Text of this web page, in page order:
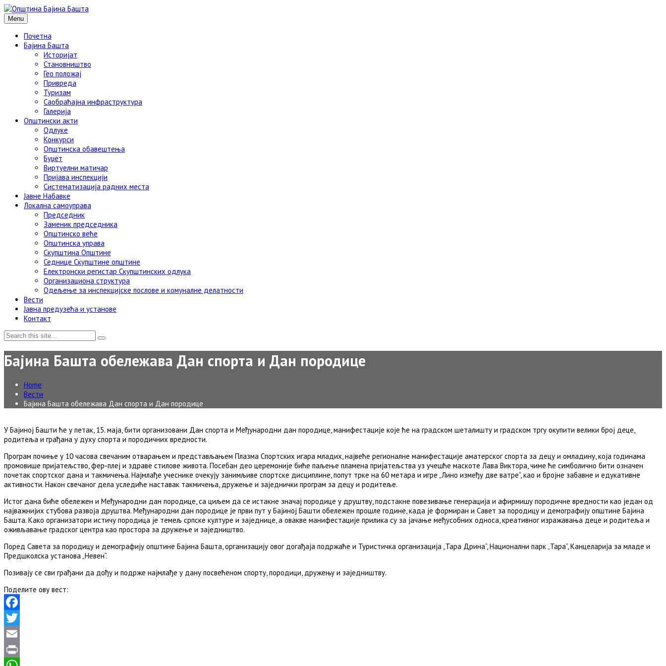
Menu
Почетна
Бајина Башта
Историјат
Становништво
Гео положај
Привреда
Туризам
Саобраћајна инфраструктура
Галерија
Општински акти
Одлуке
Конкурси
Општинска обавештења
Буџет
Виртуелни матичар
Пријава инспекцији
Систематизација радних места
Јавне Набавке
Локална самоуправа
Председник
Заменик председника
Општинско веће
Општинска управа
Скупштина Општине
Седнице Скупштине општине
Електронски регистар Скупштинских одлука
Организациона структура
Одељење за инспекцијске послове и комуналне делатности
Вести
Јавна предузећа и установе
Контакт
Бајина Башта обележава Дан спорта и Дан породице
Home
Вести
Бајина Башта обележава Дан спорта и Дан породице
У Бајиној Башти ће у петак, 15. маја, бити организовани Дан спорта и Међународни дан породице, манифестације које ће на градском шеталишту и градском тргу окупити велики број деце,
родитеља и грађана у духу спорта и породичних вредности.
Програм почиње у 10 часова свечаним отварањем и представљањем Плазма Спортских игара младих, највеће регионалне манифестације аматерског спорта за децу и омладину, која годинама
промовише пријатељство, фер-плеј и здраве стилове живота. Посебан део церемоније биће паљење пламена пријатељства уз учешће маскоте Лава Виктора, чиме ће симболично бити означен
почетак спортског дана и такмичења. Најмлађе учеснике очекују занимљиве спортске дисциплине, попут трке на 60 метара и игре „Лино између две ватре“, као и бројне забавне и едукативне
активности. Након свечаног дела уследиће наставак такмичења, дружење и заједнички програм за децу и родитеље.
Истог дана биће обележен и Међународни дан породице, са циљем да се истакне значај породице у друштву, подстакне повезивање генерација и афирмишу породичне вредности као један од
најважнијих стубова развоја друштва. Међународни дан породице је први пут у Бајиној Башти обележен прошле године, када је формиран и Савет за породицу и демографију општине Бајина
Башта. Како организатори истичу породица је темељ српске културе и заједнице, а овакве манифестације прилика су за јачање међусобних односа, креативног изражавања деце и родитеља и
оживљавање градског центра као простора за дружење и заједништво.
Поред Савета за породицу и демографију општине Бајина Башта, организацију овог догађаја подржаће и Туристичка организација „Тара Дрина“, Национални парк „Тара“, Канцеларија за младе и
Предшколска установа „Невен“.
Позивају се сви грађани да дођу и подрже најмлађе у дану посвећеном спорту, породици, дружењу и заједништву.
Поделите ову вест:
Facebook
Twitter
Email